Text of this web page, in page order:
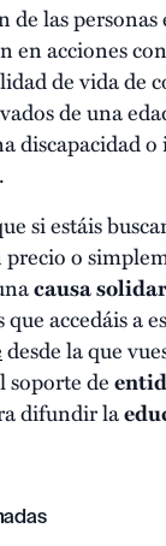
de las
en acciones
de vida de
de una
discapacidad o
.
si estáis
o
causa
accedáis a
desde la que
soporte de
difundir la